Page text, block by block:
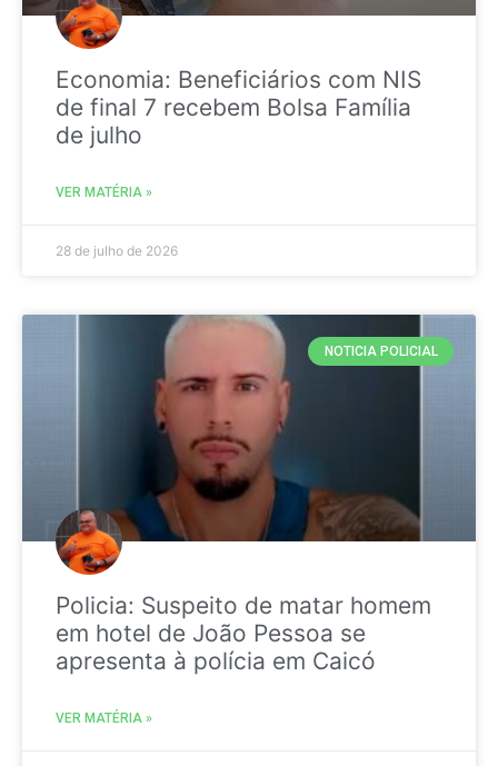
Economia: Beneficiários com NIS
de final 7 recebem Bolsa Família
de julho
VER MATÉRIA »
28 de julho de 2026
NOTICIA POLICIAL
Policia: Suspeito de matar homem
em hotel de João Pessoa se
apresenta à polícia em Caicó
VER MATÉRIA »